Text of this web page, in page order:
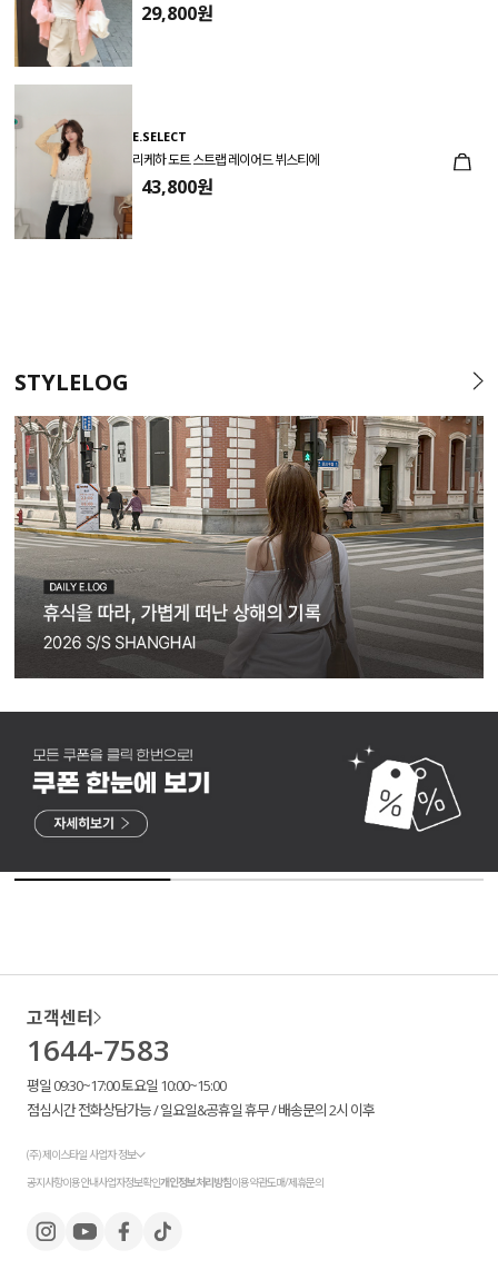
29,800원
E.SELECT
리케하 도트 스트랩 레이어드 뷔스티에
43,800원
STYLELOG
고객센터
1644-7583
평일 09:30~17:00 토요일 10:00~15:00
점심시간 전화상담가능 / 일요일&공휴일 휴무 / 배송문의 2시 이후
(주) 제이스타일 사업자 정보
공지사항이용안내사업자정보확인개인정보처리방침이용약관도매/제휴문의